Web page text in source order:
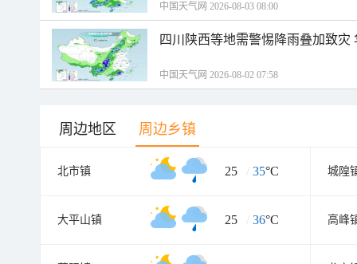
中国天气网 2026-08-03 08:00
四川陕西等地需警惕降雨叠加致
中国天气网 2026-08-02 07:58
周边地区 周边乡镇
北市镇 25 / 35°C 城隍
大平山镇 25 / 36°C 高峰